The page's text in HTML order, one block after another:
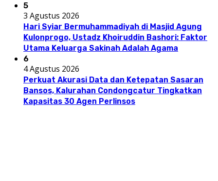
5
3 Agustus 2026
Hari Syiar Bermuhammadiyah di Masjid Agung
Kulonprogo, Ustadz Khoiruddin Bashori: Faktor
Utama Keluarga Sakinah Adalah Agama
6
4 Agustus 2026
Perkuat Akurasi Data dan Ketepatan Sasaran
Bansos, Kalurahan Condongcatur Tingkatkan
Kapasitas 30 Agen Perlinsos